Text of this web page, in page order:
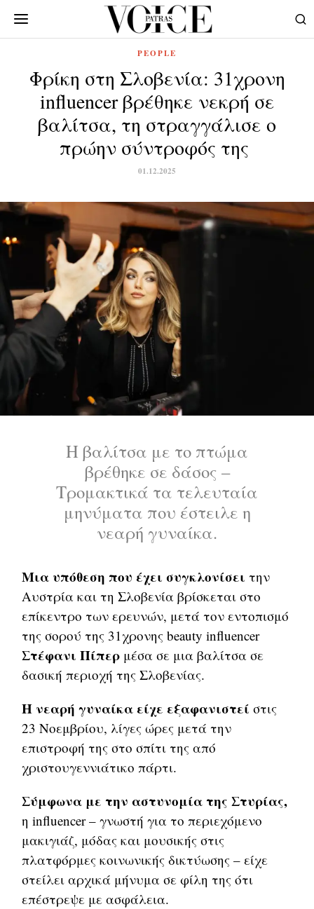
PEOPLE
Φρίκη στη Σλοβενία: 31χρονη
influencer βρέθηκε νεκρή σε
βαλίτσα, τη στραγγάλισε ο
πρώην σύντροφός της
01.12.2025
Η βαλίτσα με το πτώμα
βρέθηκε σε δάσος –
Τρομακτικά τα τελευταία
μηνύματα που έστειλε η
νεαρή γυναίκα.
Μια υπόθεση που έχει συγκλονίσει την
Αυστρία και τη Σλοβενία βρίσκεται στο
επίκεντρο των ερευνών, μετά τον εντοπισμό
της σορού της 31χρονης beauty influencer
Στέφανι Πίπερ μέσα σε μια βαλίτσα σε
δασική περιοχή της Σλοβενίας.
Η νεαρή γυναίκα είχε εξαφανιστεί στις
23 Νοεμβρίου, λίγες ώρες μετά την
επιστροφή της στο σπίτι της από
χριστουγεννιάτικο πάρτι.
Σύμφωνα με την αστυνομία της Στυρίας,
η influencer – γνωστή για το περιεχόμενο
μακιγιάζ, μόδας και μουσικής στις
πλατφόρμες κοινωνικής δικτύωσης – είχε
στείλει αρχικά μήνυμα σε φίλη της ότι
επέστρεψε με ασφάλεια.